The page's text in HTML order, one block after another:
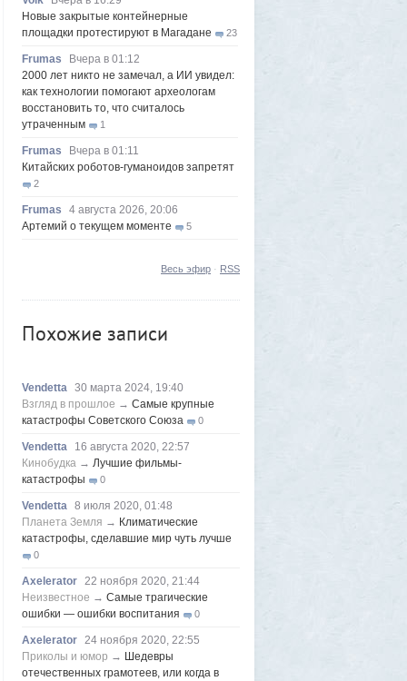
Новые закрытые контейнерные
площадки протестируют в Магадане
23
Frumas
Вчера в 01:12
2000 лет никто не замечал, а ИИ увидел:
как технологии помогают археологам
восстановить то, что считалось
утраченным
1
Frumas
Вчера в 01:11
Китайских роботов-гуманоидов запретят
2
Frumas
4 августа 2026, 20:06
Артемий о текущем моменте
5
Южнокорейская ведущая ведя прямую
Почему укусы насекомых зудят и
чешутся
2
Как гиганты с Фаэтона и пришельцы из
Нибиру строили цивилизации на Земле
25
1GR 1 августа 2026, 18:36
Леопольд Ашенбреннер: Как 24-летний
щегол заработал $30 млрд на
Frumas
1 августа 2026, 17:10
Вселенная, для человеческого разума -
непостижима
1GR 1 августа 2026, 16:50
"Становится всё яснее"
1
Работавшие ранее в РФ мессенджеры
BIP и KakaoTalk перестали работать
Весь эфир · RSS
Похожие записи
Vendetta 30 марта 2024, 19:40
Взгляд в прошлое → Самые крупные
катастрофы Советского Союза
0
Vendetta
16 августа 2020, 22:57
Кинобудка → Лучшие фильмы-
катастрофы
0
Vendetta 8 июля 2020, 01:48
Планета Земля → Климатические
катастрофы, сделавшие мир чуть лучше
0
Axelerator 22 ноября 2020, 21:44
Неизвестное → Самые трагические
ошибки — ошибки воспитания
0
Axelerator 24 ноября 2020, 22:55
Приколы и юмор → Шедевры
отечественных грамотеев, или когда в